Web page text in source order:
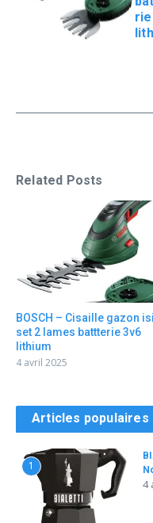
Related Posts
BOSCH – Cisaille gazon
set 2 lames battterie 3v6
lithium
4 avril 2025
Articles populaires
1
4